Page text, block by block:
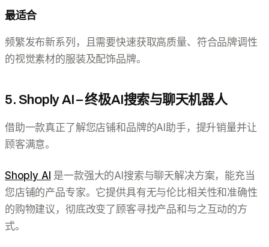
最适合
频繁发布新系列，且需要快速获取高质量、符合品牌调性
的视觉素材的服装及配饰品牌。
5. Shoply AI – 终极AI搜索与聊天机器人
借助一款真正了解您店铺和品牌的AI助手，提升销量并让
顾客满意。
Shoply AI 是一款强大的AI搜索与聊天解决方案，能充当
您店铺的产品专家。它提供具有无与伦比相关性和准确性
的购物建议，彻底改变了顾客寻找产品和与之互动的方
式。